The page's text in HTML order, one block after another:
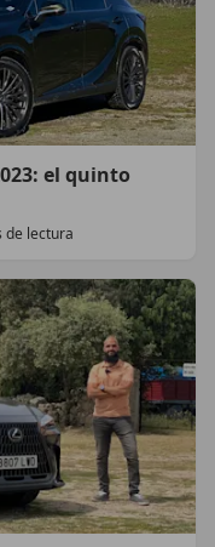
el quinto
de lectura